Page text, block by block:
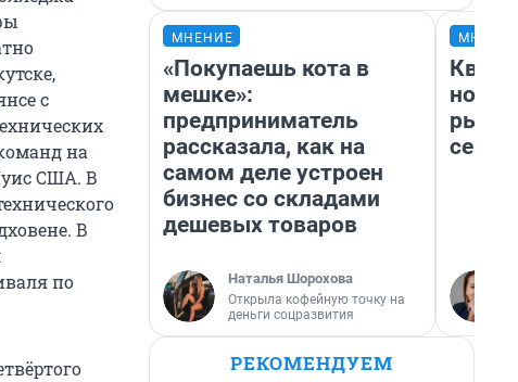
с
на
США. В
В
по
МНЕНИЕ
«Покупаешь кота в
мешке»:
предприниматель
рассказала, как на
самом деле устроен
бизнес со складами
дешевых товаров
Наталья Шорохова
Открыла кофейную точку на
деньги соцразвития
но
РЕКОМЕНДУЕМ